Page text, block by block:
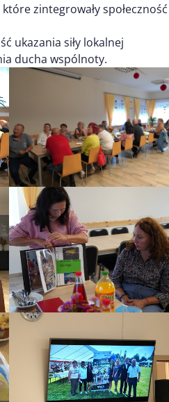
zintegrowały społeczność
ukazania siły lokalnej
ducha wspólnoty.